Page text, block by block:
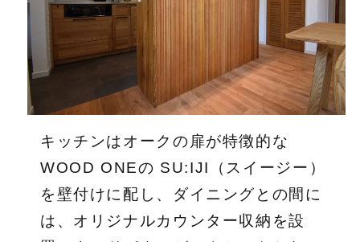
キッチンはオークの扉が特徴的な
WOOD ONEの SU:IJI（スイージー）
を壁付けに配し、ダイニングとの間に
は、オリジナルカウンター収納を設